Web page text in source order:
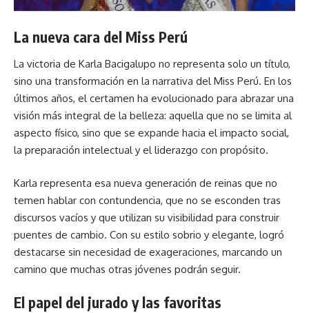
La nueva cara del Miss Perú
La victoria de Karla Bacigalupo no representa solo un título,
sino una transformación en la narrativa del Miss Perú. En los
últimos años, el certamen ha evolucionado para abrazar una
visión más integral de la belleza: aquella que no se limita al
aspecto físico, sino que se expande hacia el impacto social,
la preparación intelectual y el liderazgo con propósito.
Karla representa esa nueva generación de reinas que no
temen hablar con contundencia, que no se esconden tras
discursos vacíos y que utilizan su visibilidad para construir
puentes de cambio. Con su estilo sobrio y elegante, logró
destacarse sin necesidad de exageraciones, marcando un
camino que muchas otras jóvenes podrán seguir.
El papel del jurado y las favoritas